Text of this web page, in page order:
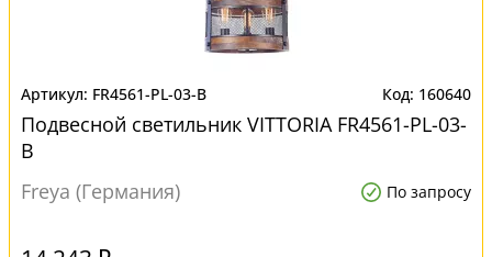
FR4561-PL-03-B 160640
Подвесной светильник VITTORIA FR4561-PL-03-
B
Freya (Германия)
По запросу